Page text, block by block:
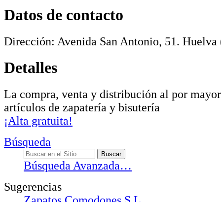
Datos de contacto
Dirección: Avenida San Antonio, 51. Huelva
Detalles
La compra, venta y distribución al por
artículos de zapatería y bisutería
¡Alta gratuita!
Búsqueda
Búsqueda Avanzada…
Sugerencias